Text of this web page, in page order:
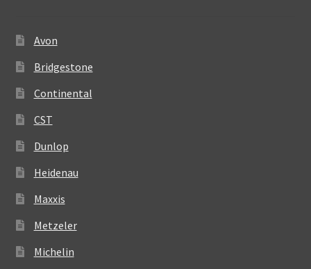
Avon
Bridgestone
Continental
CST
Dunlop
Heidenau
Maxxis
Metzeler
Michelin